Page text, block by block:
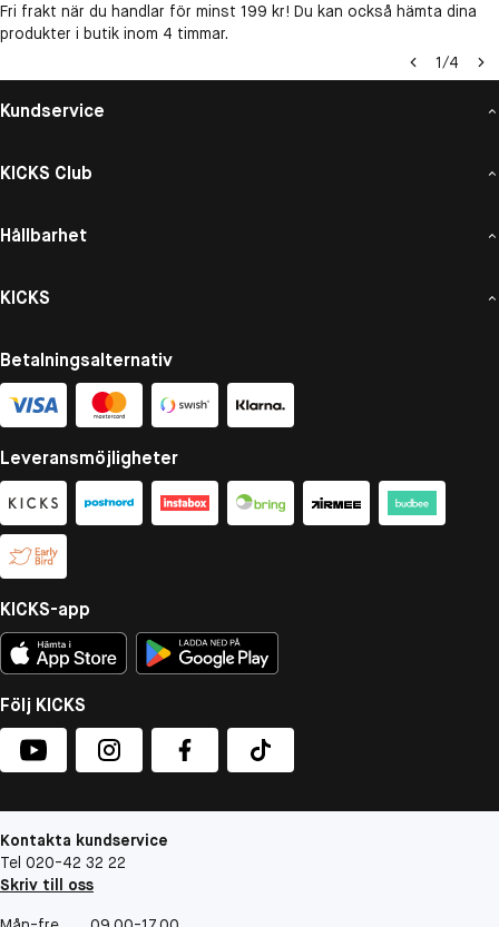
Fri frakt när du handlar för minst 199 kr! Du kan också hämta dina
produkter i butik inom 4 timmar.
1/4
Kundservice
KICKS Club
Hållbarhet
KICKS
Betalningsalternativ
Leveransmöjligheter
KICKS-app
Följ KICKS
Kontakta kundservice
Tel 020-42 32 22
Skriv till oss